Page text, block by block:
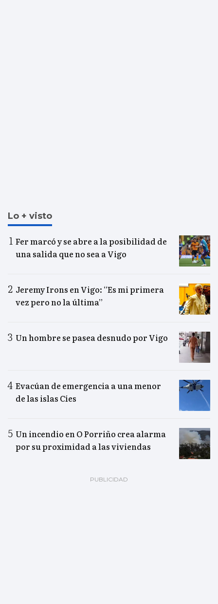
Lo + visto
Fer marcó y se abre a la posibilidad de
una salida que no sea a Vigo
Jeremy Irons en Vigo: “Es mi primera
vez pero no la última”
Un hombre se pasea desnudo por Vigo
Evacúan de emergencia a una menor
de las islas Cíes
Un incendio en O Porriño crea alarma
por su proximidad a las viviendas